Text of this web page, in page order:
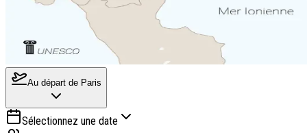
Au départ de Paris
Sélectionnez une date